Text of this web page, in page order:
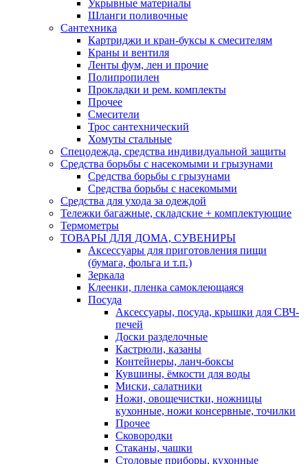
Укрывные материалы
Шланги поливочные
Сантехника
Картриджи и кран-буксы к смесителям
Краны и вентиля
Ленты фум, лен и прочие
Полипропилен
Прокладки и рем. комплекты
Прочее
Смесители
Трос сантехнический
Хомуты стальные
Спецодежда, средства индивидуальной защиты
Средства борьбы с насекомыми и грызунами
Средства борьбы с грызунами
Средства борьбы с насекомыми
Средства для ухода за одеждой
Тележки багажные, складские + комплектующие
Термометры
ТОВАРЫ ДЛЯ ДОМА, СУВЕНИРЫ
Аксессуары для приготовления пищи
(бумага, фольга и т.п.)
Зеркала
Клеенки, пленка самоклеющаяся
Посуда
Аксессуары, посуда, крышки для СВЧ-
печей
Доски разделочные
Кастрюли, казаны
Контейнеры, ланч-боксы
Кувшины, ёмкости для воды
Миски, салатники
Ножи, овощечистки, ножницы
кухонные, ножи консервные, точилки
Прочее
Сковородки
Стаканы, чашки
Столовые приборы, кухонные